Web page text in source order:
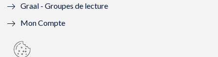
Graal - Groupes de lecture
Mon Compte